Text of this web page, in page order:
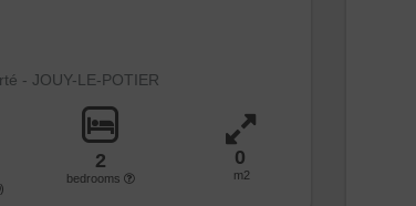
- JOUY-LE-POTIER
)
2
bedrooms
0
m2